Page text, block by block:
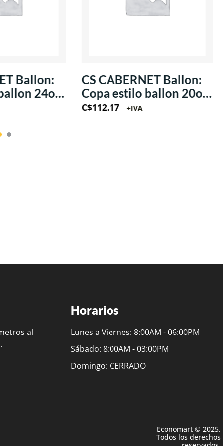
Ballon:
20oz
SHETLAND: Vaso de
bebidas 10 oz (vidrio)
C$60.87 +IVA
al
Horarios
Lunes a Viernes: 8:00AM - 06:00PM
Sábado: 8:00AM - 03:00PM
Domingo: CERRADO
Economart © 2025.
Todos los derechos